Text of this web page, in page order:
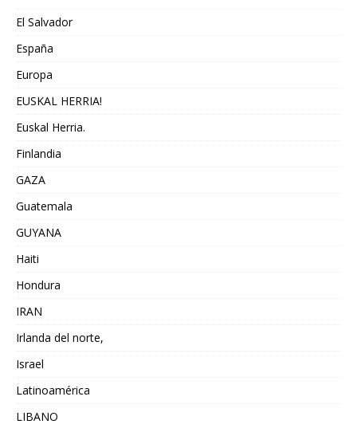
El Salvador
España
Europa
EUSKAL HERRIA!
Euskal Herria.
Finlandia
GAZA
Guatemala
GUYANA
Haiti
Hondura
IRAN
Irlanda del norte,
Israel
Latinoamérica
LIBANO